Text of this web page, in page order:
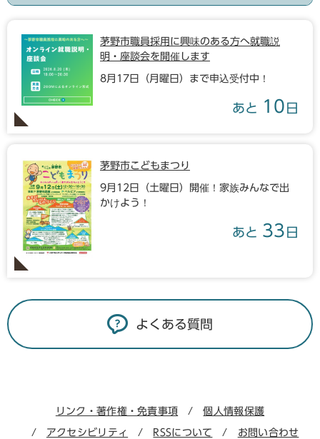
茅野市職員採用に興味のある方へ就職説
明・座談会を開催します
8月17日（月曜日）まで申込受付中！
あと 10 日
茅野市こどもまつり
9月12日（土曜日）開催！家族みんなで出
かけよう！
あと 33 日
よくある質問
リンク・著作権・免責事項 個人情報保護
アクセシビリティ RSSについて お問い合わせ